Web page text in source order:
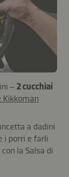
– 2 cucchiai
Kikkoman
a dadini
i porri e farli
la Salsa di